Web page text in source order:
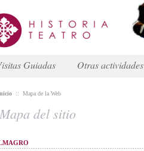
Guiadas Otras actividades
:: Mapa de la Web
Mapa del sitio